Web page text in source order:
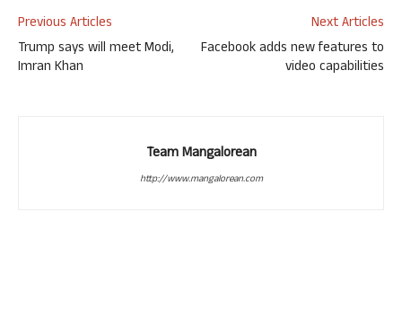
Previous Articles
Trump says will meet Modi,
Imran Khan
Next Articles
Facebook adds new features to
video capabilities
Team Mangalorean
http://www.mangalorean.com